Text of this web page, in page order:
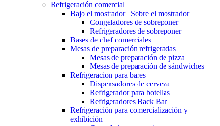
Refrigeración comercial
Bajo el mostrador | Sobre el mostrador
Congeladores de sobreponer
Refrigeradores de sobreponer
Bases de chef comerciales
Mesas de preparación refrigeradas
Mesas de preparación de pizza
Mesas de preparación de sándwiches
Refrigeracion para bares
Dispensadores de cerveza
Refrigerador para botellas
Refrigeradores Back Bar
Refrigeración para comercialización y
exhibición